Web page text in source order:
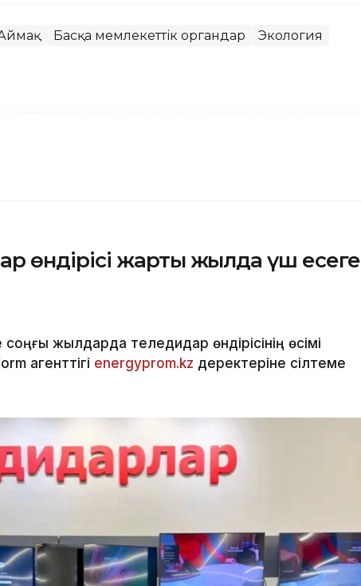
Басқа мемлекеттік органдар Экология
өндірісі жарты жылда үш есеге
жылдарда теледидар өндірісінің өсімі
агенттігі energyprom.kz деректеріне сілтеме